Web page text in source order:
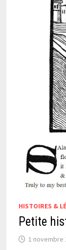
HISTOIRES &
Petite
1 novembre